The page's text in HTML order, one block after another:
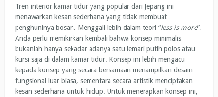
Tren interior kamar tidur yang popular dari Jepang ini
menawarkan kesan sederhana yang tidak membuat
penghuninya bosan. Menggali lebih dalam teori “less is more”,
Anda perlu memikirkan kembali bahwa konsep minimalis
bukanlah hanya sekadar adanya satu lemari putih polos atau
kursi saja di dalam kamar tidur. Konsep ini lebih mengacu
kepada konsep yang secara bersamaan menampilkan desain
fungsional luar biasa, sementara secara artistik menciptakan
kesan sederhana untuk hidup. Untuk menerapkan konsep ini,